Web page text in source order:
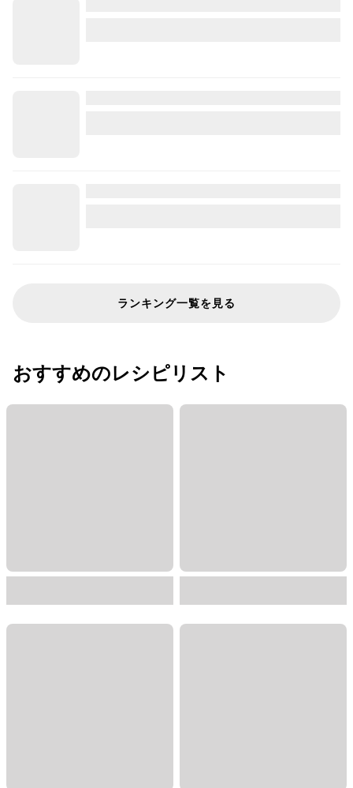
ランキング一覧を見る
おすすめのレシピリスト